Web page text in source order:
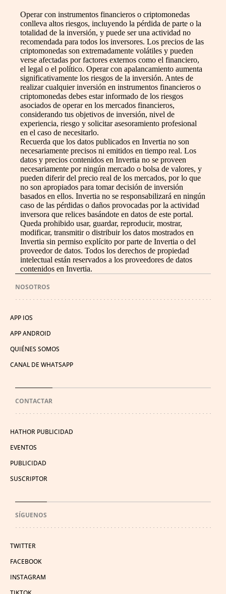
Operar con instrumentos financieros o criptomonedas
conlleva altos riesgos, incluyendo la pérdida de parte o la
totalidad de la inversión, y puede ser una actividad no
recomendada para todos los inversores. Los precios de las
criptomonedas son extremadamente volátiles y pueden
verse afectadas por factores externos como el financiero,
el legal o el político. Operar con apalancamiento aumenta
significativamente los riesgos de la inversión. Antes de
realizar cualquier inversión en instrumentos financieros o
criptomonedas debes estar informado de los riesgos
asociados de operar en los mercados financieros,
considerando tus objetivos de inversión, nivel de
experiencia, riesgo y solicitar asesoramiento profesional
en el caso de necesitarlo.
Recuerda que los datos publicados en Invertia no son
necesariamente precisos ni emitidos en tiempo real. Los
datos y precios contenidos en Invertia no se proveen
necesariamente por ningún mercado o bolsa de valores, y
pueden diferir del precio real de los mercados, por lo que
no son apropiados para tomar decisión de inversión
basados en ellos. Invertia no se responsabilizará en ningún
caso de las pérdidas o daños provocadas por la actividad
inversora que relices basándote en datos de este portal.
Queda prohibido usar, guardar, reproducir, mostrar,
modificar, transmitir o distribuir los datos mostrados en
Invertia sin permiso explícito por parte de Invertia o del
proveedor de datos. Todos los derechos de propiedad
intelectual están reservados a los proveedores de datos
contenidos en Invertia.
NOSOTROS
APP IOS
APP ANDROID
QUIÉNES SOMOS
CANAL DE WHATSAPP
CONTACTAR
HATHOR PUBLICIDAD
EVENTOS
PUBLICIDAD
SUSCRIPTOR
SÍGUENOS
TWITTER
FACEBOOK
INSTAGRAM